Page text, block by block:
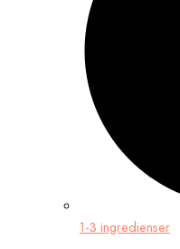
1-3 ingredienser